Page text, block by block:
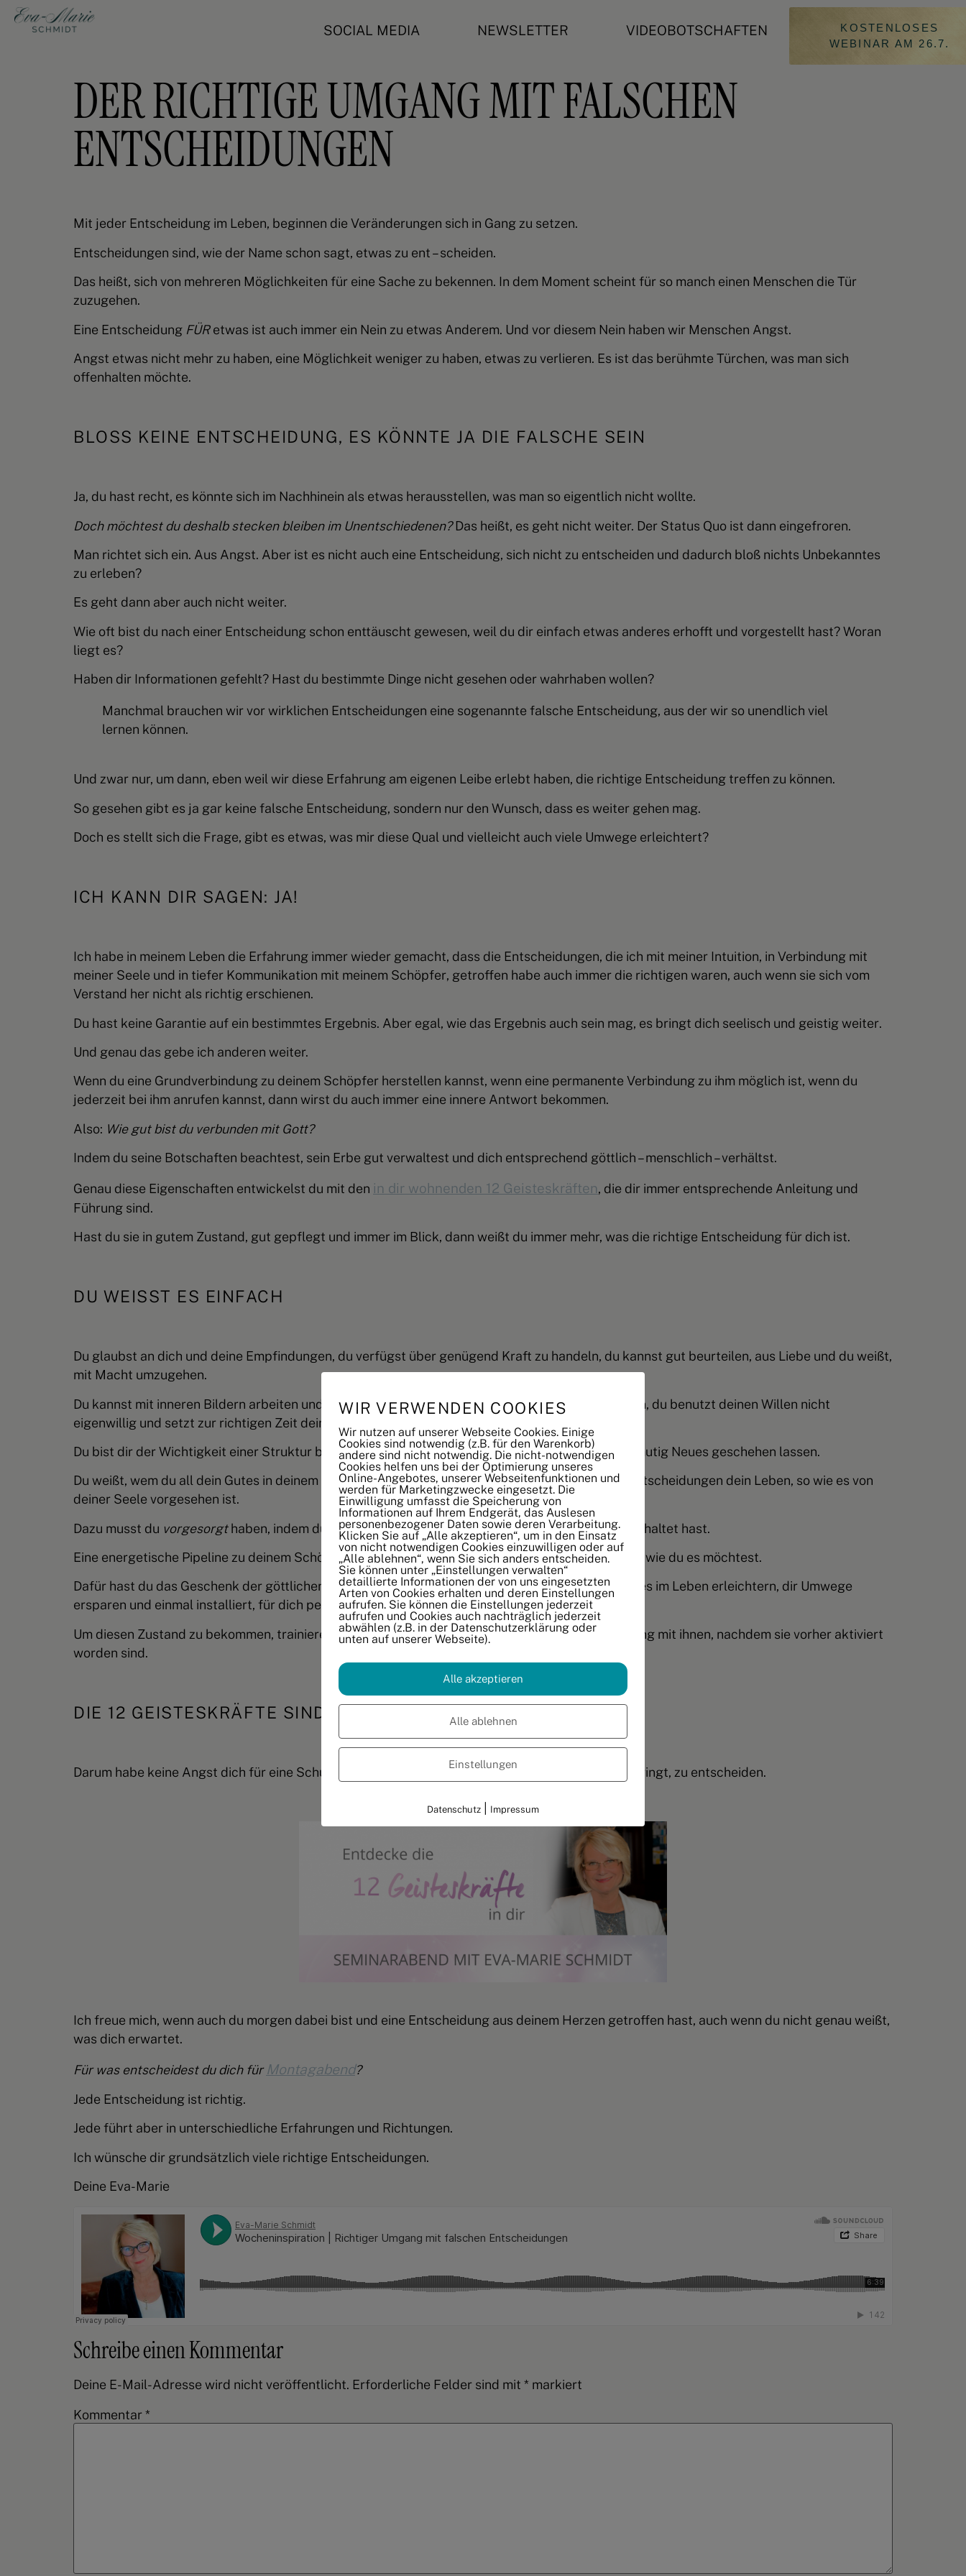
SOCIAL MEDIA NEWSLETTER VIDEOBOTSCHAFTEN
KOSTENLOSES
WEBINAR AM 26.7.
DER RICHTIGE UMGANG MIT FALSCHEN
ENTSCHEIDUNGEN
Mit jeder Entscheidung im Leben, beginnen die Veränderungen sich in Gang zu setzen.
Entscheidungen sind, wie der Name schon sagt, etwas zu ent – scheiden.
Das heißt, sich von mehreren Möglichkeiten für eine Sache zu bekennen. In dem Moment scheint für so manch einen Menschen die Tür
zuzugehen.
Eine Entscheidung FÜRetwas ist auch immer ein Nein zu etwas Anderem. Und vor diesem Nein haben wir Menschen Angst.
Angst etwas nicht mehr zu haben, eine Möglichkeit weniger zu haben, etwas zu verlieren. Es ist das berühmte Türchen, was man sich
offenhalten möchte.
BLOSS KEINE ENTSCHEIDUNG, ES KÖNNTE JA DIE FALSCHE SEIN
Ja, du hast recht, es könnte sich im Nachhinein als etwas herausstellen, was man so eigentlich nicht wollte.
Doch möchtest du deshalb stecken bleiben im Unentschiedenen?Das heißt, es geht nicht weiter. Der Status Quo ist dann eingefroren.
Man richtet sich ein. Aus Angst. Aber ist es nicht auch eine Entscheidung, sich nicht zu entscheiden und dadurch bloß nichts Unbekanntes
zu erleben?
Es geht dann aber auch nicht weiter.
Wie oft bist du nach einer Entscheidung schon enttäuscht gewesen, weil du dir einfach etwas anderes erhofft und vorgestellt hast?Woran
liegt es?
Haben dir Informationen gefehlt? Hast du bestimmte Dinge nicht gesehen oder wahrhaben wollen?
Manchmal brauchen wir vor wirklichen Entscheidungen eine sogenannte falsche Entscheidung, aus der wir so unendlich viel
lernen können.
Und zwar nur, um dann, eben weil wir diese Erfahrung am eigenen Leibe erlebt haben, die richtige Entscheidung treffen zu können.
So gesehen gibt es ja gar keine falsche Entscheidung, sondern nur den Wunsch, dass es weiter gehen mag.
Doch es stellt sich die Frage, gibt es etwas, was mir diese Qual und vielleicht auch viele Umwege erleichtert?
ICH KANN DIR SAGEN: JA!
Ich habe in meinem Leben die Erfahrung immer wieder gemacht, dass die Entscheidungen, die ich mit meiner Intuition, in Verbindung mit
meiner Seele und in tiefer Kommunikation mit meinem Schöpfer, getroffen habe auch immer die richtigen waren, auch wenn sie sich vom
Verstand her nicht als richtig erschienen.
Du hast keine Garantie auf ein bestimmtes Ergebnis. Aber egal, wie das Ergebnis auch sein mag, es bringt dich seelisch und geistig weiter.
Und genau das gebe ich anderen weiter.
Wenn du eine Grundverbindungzu deinem Schöpfer herstellen kannst, wenn eine permanente Verbindung zu ihm möglich ist, wenn du
jederzeit bei ihm anrufen kannst, dann wirst du auch immer eine innere Antwort bekommen.
Also: Wie gut bist du verbunden mit Gott?
Indem du seine Botschaften beachtest, sein Erbe gut verwaltest und dich entsprechend göttlich – menschlich – verhältst.
Genau diese Eigenschaften entwickelst du mit den in dir wohnenden 12 Geisteskräften, die dir immer entsprechende Anleitung und
Führung sind.
Hast du sie in gutem Zustand, gut gepflegt und immer im Blick, dann weißt du immer mehr, was die richtige Entscheidung für dich ist.
DU WEISST ES EINFACH
Du glaubst an dich und deine Empfindungen, du verfügst über genügend Kraft zu handeln, du kannst gut beurteilen, aus Liebe und du weißt,
mit Macht umzugehen.
Du kannst mit inneren Bildern arbeiten und dir auch in der Zukunft bestimmte Dinge gut vorstellen, du benutzt deinen Willen nicht
eigenwillig und setzt zur richtigen Zeit deinen Verstand ein.
Du bist dir der Wichtigkeit einer Struktur bewusst, die du brauchst, kannst loslassen, aber auch mutig Neues geschehen lassen.
Du weißt, wem du all dein Gutes in deinem Leben zu verdanken hast und du kreierst mit deinen Entscheidungen dein Leben, so wie es von
deiner Seele vorgesehen ist.
Dazu musst du vorgesorgthaben, indem du diese göttlich vererbten Kräfte installiert und eingeschaltet hast.
Eine energetische Pipeline zu deinem Schöpfer, oder eine freie Telefonleitung nach oben, nenn es wie du es möchtest.
Dafür hast du das Geschenk der göttlichen Kräfte deines Geistes, der 12 Geisteskräfte, die dir alles im Leben erleichtern, dir Umwege
ersparen und einmal installiert, für dich permanent erreichbar und benutzbar sind.
Um diesen Zustand zu bekommen, trainieren wir am Montag in unserem Live – Training, den Umgang mit ihnen, nachdem sie vorher aktiviert
worden sind.
DIE 12 GEISTESKRÄFTE SIND MIT DEINER SEELE VERBUNDEN
Darum habe keine Angst dich für eine Schulung, die dich deiner Seele und dem Schöpfer näher bringt, zu entscheiden.
Ich freue mich, wenn auch du morgen dabei bist und eine Entscheidung aus deinem Herzen getroffen hast, auch wenn du nicht genau weißt,
was dich erwartet.
Für was entscheidest du dich fürMontagabend?
Jede Entscheidung ist richtig.
Jede führt aber in unterschiedliche Erfahrungen und Richtungen.
Ich wünsche dir grundsätzlich viele richtige Entscheidungen.
Deine Eva-Marie
Schreibe einen Kommentar
Deine E-Mail-Adresse wird nicht veröffentlicht. Erforderliche Felder sind mit * markiert
Kommentar*
WIR VERWENDEN COOKIES
Wir nutzen auf unserer Webseite Cookies. Einige
Cookies sind notwendig (z.B. für den Warenkorb)
andere sind nicht notwendig. Die nicht-notwendigen
Cookies helfen uns bei der Optimierung unseres
Online-Angebotes, unserer Webseitenfunktionen und
werden für Marketingzwecke eingesetzt. Die
Einwilligung umfasst die Speicherung von
Informationen auf Ihrem Endgerät, das Auslesen
personenbezogener Daten sowie deren Verarbeitung.
Klicken Sie auf „Alle akzeptieren“, um in den Einsatz
von nicht notwendigen Cookies einzuwilligen oder auf
„Alle ablehnen“, wenn Sie sich anders entscheiden.
Sie können unter „Einstellungen verwalten“
detaillierte Informationen der von uns eingesetzten
Arten von Cookies erhalten und deren Einstellungen
aufrufen. Sie können die Einstellungen jederzeit
aufrufen und Cookies auch nachträglich jederzeit
abwählen (z.B. in der Datenschutzerklärung oder
unten auf unserer Webseite).
Alle akzeptieren
Alle ablehnen
Einstellungen
Datenschutz Impressum